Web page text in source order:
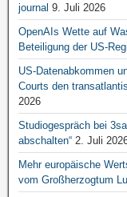
journal 9. Juli 2026
OpenAIs Wette auf
Beteiligung der US-
US-Datenabkommen
Courts den
2026
Studiogespräch bei
abschalten“ 2. Juli
Mehr europäische
vom Großherzogtum